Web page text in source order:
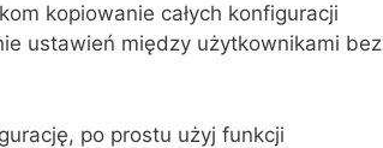
kopiowanie całych konfiguracji
ustawień między użytkownikami bez
po prostu użyj funkcji